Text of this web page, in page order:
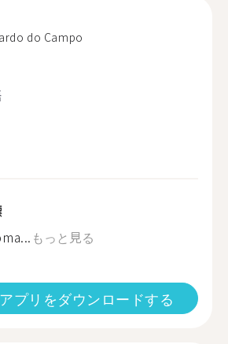
do Campo
もっと見る
アプリをダウンロードする